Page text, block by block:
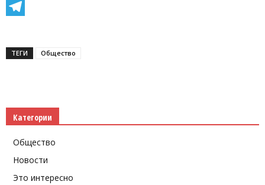
Facebook
ТЕГИ Общество
Категории
Общество
Новости
Это интересно